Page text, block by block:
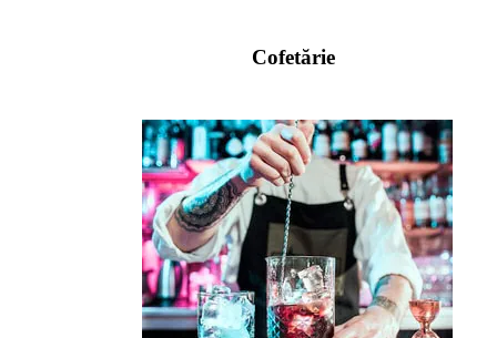
Cofetărie